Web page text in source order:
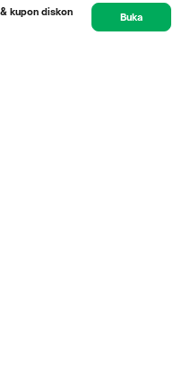
kupon diskon
Buka